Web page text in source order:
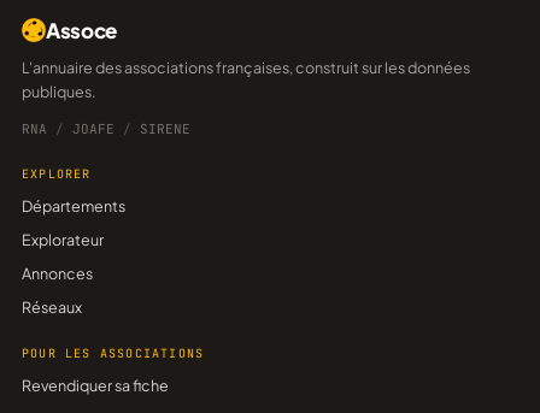
Assoce
L'annuaire des associations françaises, construit sur les données
publiques.
RNA / JOAFE / SIRENE
EXPLORER
Départements
Explorateur
Annonces
Réseaux
POUR LES ASSOCIATIONS
Revendiquer sa fiche